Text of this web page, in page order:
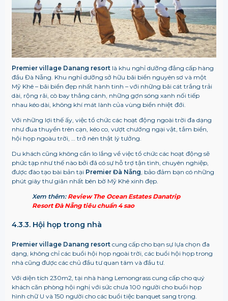
Premier village Danang resortlà khu nghỉ dưỡng đẳng cấp hàng
đầu Đà Nẵng. Khu nghỉ dưỡng sở hữu bãi biển nguyên sơ và một
Mỹ Khê – bãi biển đẹp nhất hành tinh – với những bãi cát trắng trải
dài, rộng rãi, cò bay thẳng cánh, những gợn sóng xanh nối tiếp
nhau kéo dài, không khí mát lành của vùng biển nhiệt đới.
Với những lợi thế ấy, việc tổ chức các hoạt động ngoài trời đa dạng
như đua thuyển trên cạn, kéo co, vượt chướng ngại vật, tắm biển,
hội họp ngoàu trời, … trở nên thật lý tưởng.
Du khách cũng không cần lo lắng về việc tổ chức các hoạt động sẽ
phức tạp như thế nào bởi đã có sự hỗ trợ tận tình, chuyên nghiệp,
được đào tạo bài bản tại Premier Đà Nẵng, bảo đảm bạn có những
phút giây thư giãn nhất bên bờ Mỹ Khê xinh đẹp.
Xem thêm: Review The Ocean Estates Danatrip
Resort Đà Nẵng tiêu chuẩn 4 sao
4.3.3. Hội họp trong nhà
Premier village Danang resortcung cấp cho bạn sự lựa chọn đa
dạng, không chỉ các buổi hội họp ngoài trời, các buổi hội họp trong
nhà cũng được các chủ đầu tư quan tâm và đầu tư.
Với diện tích 230m2, tại nhà hàng Lemongrass cung cấp cho quý
khách căn phòng hội nghị với sức chưa 100 người cho buổi họp
hình chữ U và 150 người cho các buổi tiệc banquet sang trọng.